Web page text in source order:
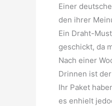
Einer
den ihrer
Ein Draht-
geschickt, da
Nach einer
Drinnen ist
Ihr Paket
es enhielt